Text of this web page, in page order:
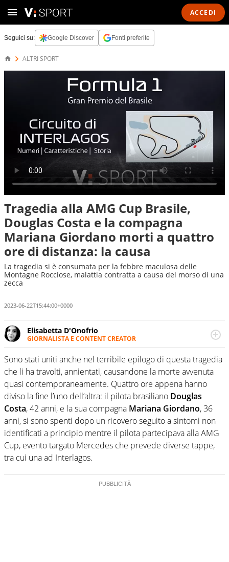
ACCEDI
Seguici su: Google Discover Fonti preferite
ALTRI SPORT
Tragedia alla AMG Cup Brasile,
Douglas Costa e la compagna
Mariana Giordano morti a quattro
ore di distanza: la causa
La tragedia si è consumata per la febbre maculosa delle
Montagne Rocciose, malattia contratta a causa del morso di una
zecca
2023-06-22T15:44:00+0000
Elisabetta D'Onofrio
GIORNALISTA E CONTENT CREATOR
Giornalista professionista dal 2007, scrive per curiosità
personale e necessità: soprattutto di calcio, di sport e dei
suoi protagonisti, concedendosi innocenti evasioni
nell'ambito della creazione di format. Un tempo ala
destra, oggi si sente a suo agio nel ruolo di libero. Cura
una classifica riservata dei migliori 5 calciatori di sempre.
Sono stati uniti anche nel terribile epilogo di questa tragedia
che li ha travolti, annientati, causandone la morte avvenuta
quasi contemporaneamente. Quattro ore appena hanno
diviso la fine l’uno dell’altra: il pilota brasiliano Douglas
Costa, 42 anni, e la sua compagna Mariana Giordano, 36
anni, si sono spenti dopo un ricovero seguito a sintomi non
identificati a principio mentre il pilota partecipava alla AMG
Cup, evento targato Mercedes che prevede diverse tappe,
tra cui una ad Interlagos.